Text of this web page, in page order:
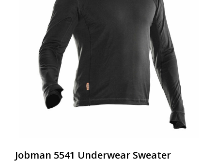
Jobman 5541 Underwear Sweater